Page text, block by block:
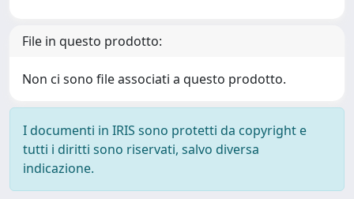
File in questo prodotto:
Non ci sono file associati a questo prodotto.
I documenti in IRIS sono protetti da copyright e
tutti i diritti sono riservati, salvo diversa
indicazione.